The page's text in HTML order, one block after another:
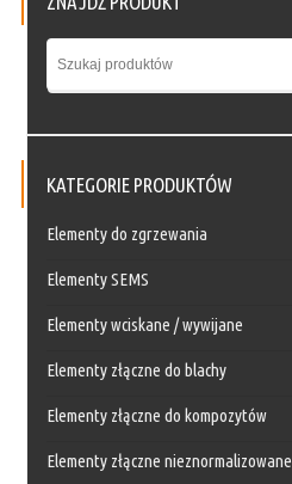
KATEGORIE PRODUKTÓW
Elementy do zgrzewania
Elementy SEMS
Elementy wciskane / wywijane
Elementy złączne do blachy
Elementy złączne do kompozytów
Elementy złączne nieznormalizowane